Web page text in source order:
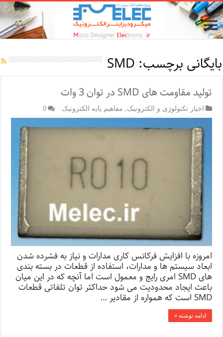
بایگانی برچسب: SMD
تولید مقاومت های SMD در توان 3 وات
اخبار تکنولوژی و الکترونیک مفاهیم پایه الکترونیک 0
امروزه با افزایش فرکانس کاری مدارات و نیاز به فشرده شدن
ابعاد سیستم ها و مدارات، استفاده از قطعات در بسته بندی
های SMD امری رایج و معمول است اما آنچه که در این میان
باعث ایجاد محدودیت می شود حداکثر توان تلفاتی قطعات
SMD است که همواره از مقادیر …
ادامه نوشته »